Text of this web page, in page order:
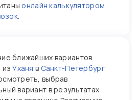
онлайн калькулятором
.
ближайших вариантов
изУханя в Санкт-Петербург
выбрав
вариант в результатах